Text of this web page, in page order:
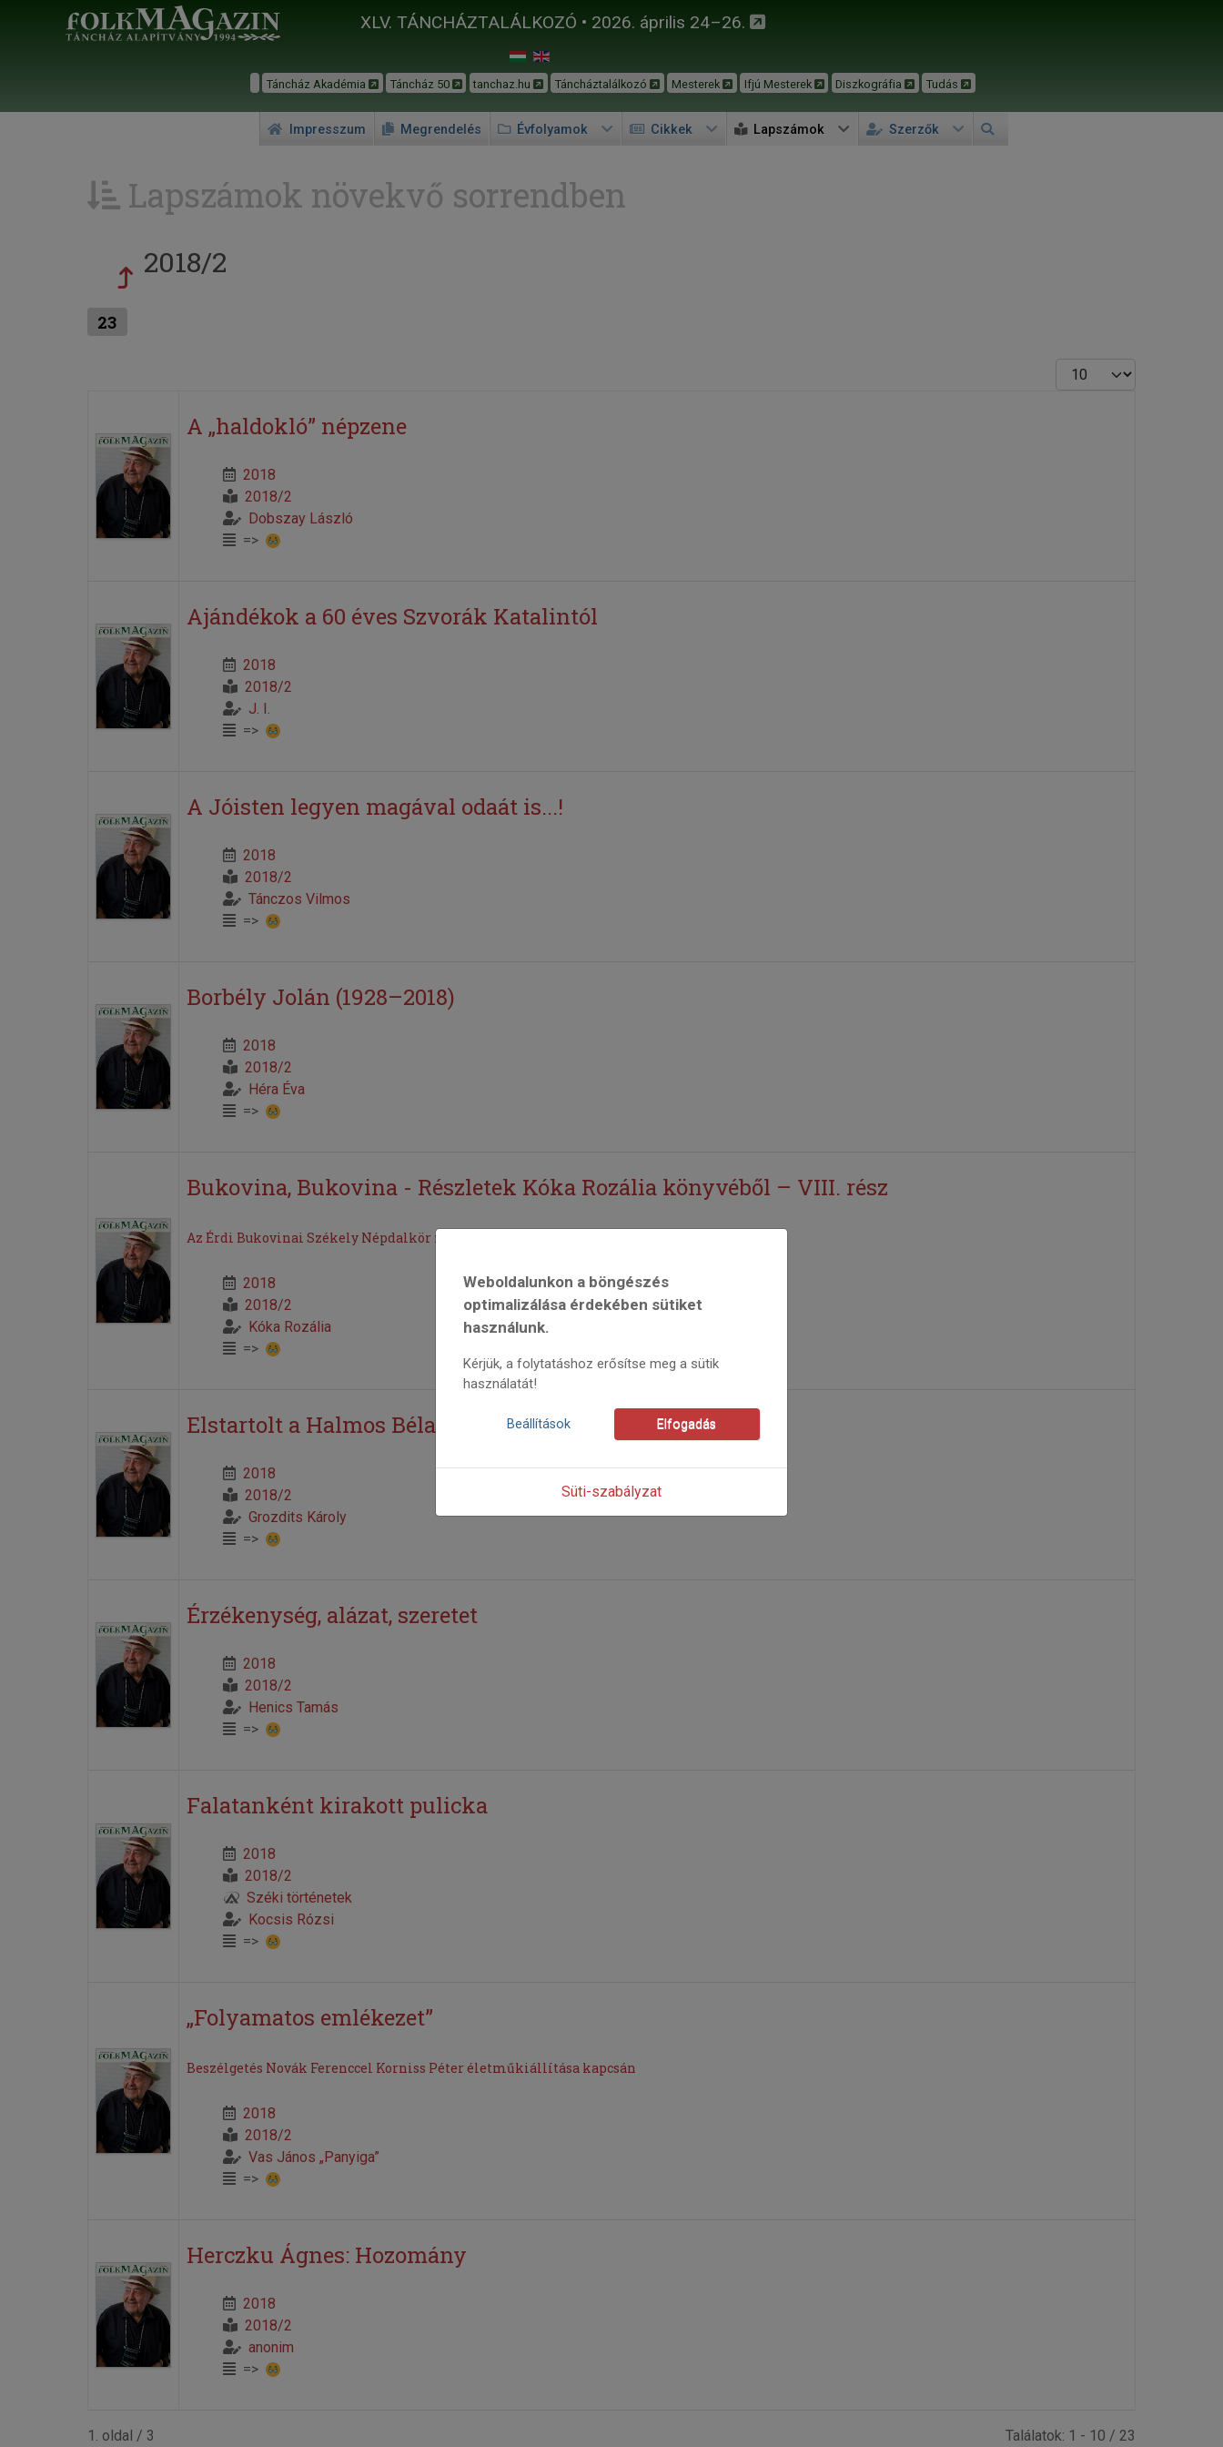
XLV. TÁNCHÁZTALÁLKOZÓ • 2026. április 24–26.
Táncház Akadémia Táncház 50 tanchaz.hu Táncháztalálkozó Mesterek Ifjú Mesterek Diszkográfia Tudás
Impresszum Megrendelés Évfolyamok Cikkek Lapszámok Szerzők
Lapszámok növekvő sorrendben
2018/2
23
Tételek #
A „haldokló” népzene
2018
2018/2
Dobszay László
=>
Ajándékok a 60 éves Szvorák Katalintól
2018
2018/2
J. I.
=>
A Jóisten legyen magával odaát is...!
2018
2018/2
Tánczos Vilmos
=>
Borbély Jolán (1928–2018)
2018
2018/2
Héra Éva
=>
Bukovina, Bukovina - Részletek Kóka Rozália könyvéből – VIII. rész
Az Érdi Bukovinai Székely Népdalkör megalakítása
2018
2018/2
Kóka Rozália
=>
Elstartolt a Halmos Béla Programiroda!
2018
2018/2
Grozdits Károly
=>
Érzékenység, alázat, szeretet
2018
2018/2
Henics Tamás
=>
Falatanként kirakott pulicka
2018
2018/2
Széki történetek
Kocsis Rózsi
=>
„Folyamatos emlékezet”
Beszélgetés Novák Ferenccel Korniss Péter életműkiállítása kapcsán
2018
2018/2
Vas János „Panyiga”
=>
Herczku Ágnes: Hozomány
2018
2018/2
anonim
=>
1. oldal / 3 Találatok: 1 - 10 / 23
Weboldalunkon a böngészés
optimalizálása érdekében sütiket
használunk.
Kérjük, a folytatáshoz erősítse meg a sütik
használatát!
Beállítások Elfogadás
Süti-szabályzat